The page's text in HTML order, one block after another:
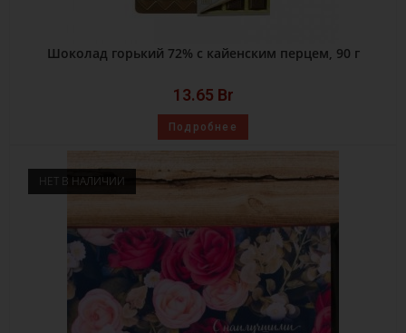
Шоколад горький 72% с кайенским перцем, 90 г
13.65 Br
Подробнее
НЕТ В НАЛИЧИИ